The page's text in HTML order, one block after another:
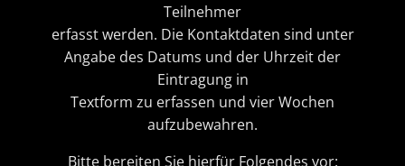
Teilnehmer
erfasst werden. Die Kontaktdaten sind unter
Angabe des Datums und der Uhrzeit der
Eintragung in
Textform zu erfassen und vier Wochen
aufzubewahren.
Bitte bereiten Sie hierfür Folgendes vor: